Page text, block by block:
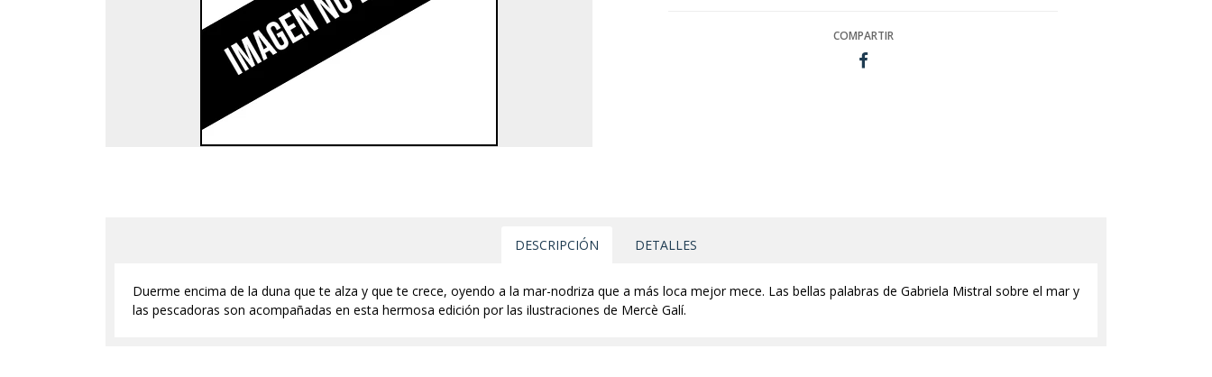
COMPARTIR
DESCRIPCIÓN DETALLES
Duerme encima de la duna que te alza y que te crece, oyendo a la mar-nodriza que a más loca mejor mece. Las bellas palabras de Gabriela Mistral sobre el mar y
las pescadoras son acompañadas en esta hermosa edición por las ilustraciones de Mercè Galí.